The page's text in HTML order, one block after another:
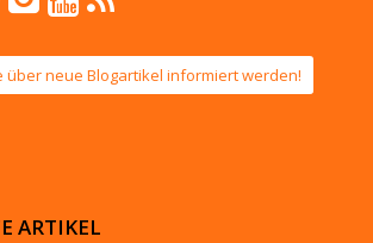
über neue Blogartikel informiert werden!
ARTIKEL